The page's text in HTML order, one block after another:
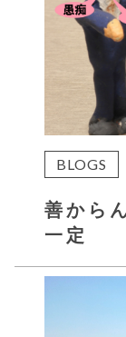
BLOGS
善から
一定